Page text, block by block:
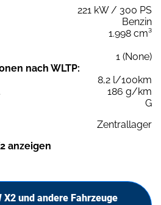
221 kW / 300 PS
Benzin
1.998 cm³
1 (None)
nach WLTP:
8,2 l/100km
186 g/km
G
Zentrallager
anzeigen
X2 und andere Fahrzeuge